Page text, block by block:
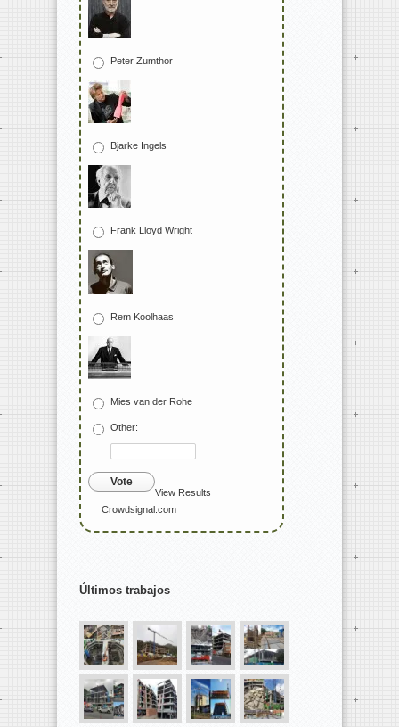
Peter Zumthor
Bjarke Ingels
Frank Lloyd Wright
Rem Koolhaas
Mies van der Rohe
Other:
Vote
View Results
Crowdsignal.com
Últimos trabajos